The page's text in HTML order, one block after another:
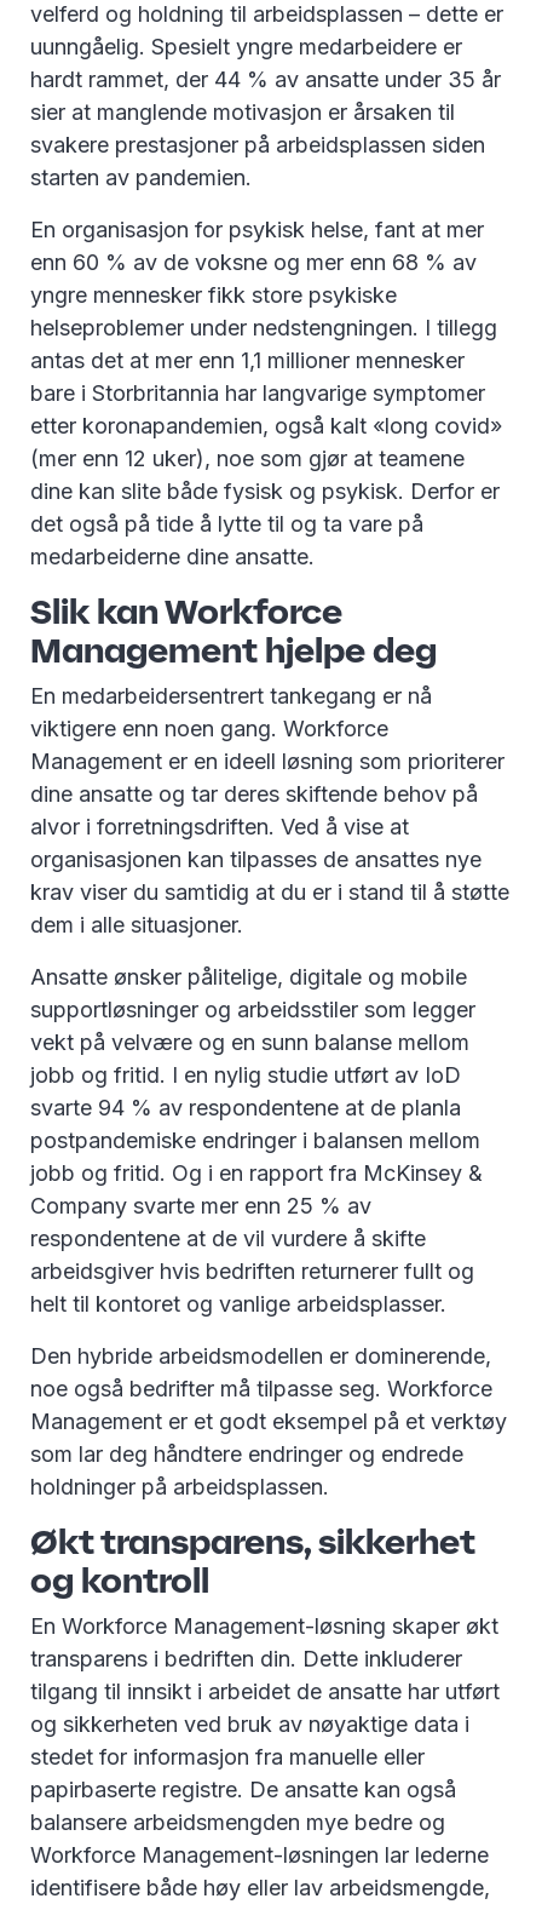
velferd og holdning til arbeidsplassen – dette er
uunngåelig. Spesielt yngre medarbeidere er
hardt rammet, der 44 % av ansatte under 35 år
sier at manglende motivasjon er årsaken til
svakere prestasjoner på arbeidsplassen siden
starten av pandemien.
En organisasjon for psykisk helse, fant at mer
enn 60 % av de voksne og mer enn 68 % av
yngre mennesker fikk store psykiske
helseproblemer under nedstengningen. I tillegg
antas det at mer enn 1,1 millioner mennesker
bare i Storbritannia har langvarige symptomer
etter koronapandemien, også kalt «long covid»
(mer enn 12 uker), noe som gjør at teamene
dine kan slite både fysisk og psykisk. Derfor er
det også på tide å lytte til og ta vare på
medarbeiderne dine ansatte.
Slik kan Workforce
Management hjelpe deg
En medarbeidersentrert tankegang er nå
viktigere enn noen gang. Workforce
Management er en ideell løsning som prioriterer
dine ansatte og tar deres skiftende behov på
alvor i forretningsdriften. Ved å vise at
organisasjonen kan tilpasses de ansattes nye
krav viser du samtidig at du er i stand til å støtte
dem i alle situasjoner.
Ansatte ønsker pålitelige, digitale og mobile
supportløsninger og arbeidsstiler som legger
vekt på velvære og en sunn balanse mellom
jobb og fritid. I en nylig studie utført av IoD
svarte 94 % av respondentene at de planla
postpandemiske endringer i balansen mellom
jobb og fritid. Og i en rapport fra McKinsey &
Company svarte mer enn 25 % av
respondentene at de vil vurdere å skifte
arbeidsgiver hvis bedriften returnerer fullt og
helt til kontoret og vanlige arbeidsplasser.
Den hybride arbeidsmodellen er dominerende,
noe også bedrifter må tilpasse seg. Workforce
Management er et godt eksempel på et verktøy
som lar deg håndtere endringer og endrede
holdninger på arbeidsplassen.
Økt transparens, sikkerhet
og kontroll
En Workforce Management-løsning skaper økt
transparens i bedriften din. Dette inkluderer
tilgang til innsikt i arbeidet de ansatte har utført
og sikkerheten ved bruk av nøyaktige data i
stedet for informasjon fra manuelle eller
papirbaserte registre. De ansatte kan også
balansere arbeidsmengden mye bedre og
Workforce Management-løsningen lar lederne
identifisere både høy eller lav arbeidsmengde,